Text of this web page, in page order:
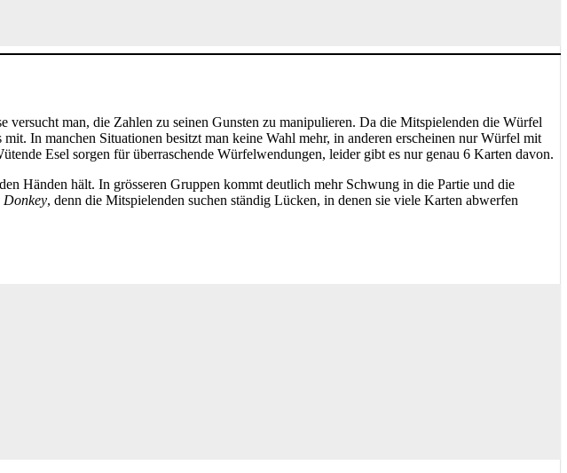
man, die Zahlen zu seinen Gunsten zu manipulieren. Da die Mitspielenden die Würfel
In manchen Situationen besitzt man keine Wahl mehr, in anderen erscheinen nur Würfel mit
Esel sorgen für überraschende Würfelwendungen, leider gibt es nur genau 6 Karten davon.
Händen hält. In grösseren Gruppen kommt deutlich mehr Schwung in die Partie und die
Donkey, denn die Mitspielenden suchen ständig Lücken, in denen sie viele Karten abwerfen